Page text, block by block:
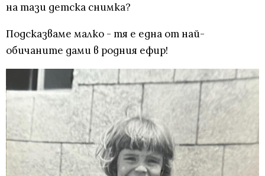
на тази детска снимка?
Подсказваме малко - тя е една от най-
обичаните дами в родния ефир!